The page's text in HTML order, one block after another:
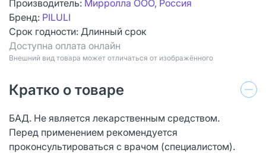
Производитель: Мирролла ООО, Россия
Бренд: PILULI
Срок годности: Длинный срок
Доступна оплата онлайн
Bнешний вид товара может отличаться от изображённого
Кратко о товаре
БАД. Не является лекарственным средством.
Перед применением рекомендуется
проконсультироваться с врачом (специалистом).